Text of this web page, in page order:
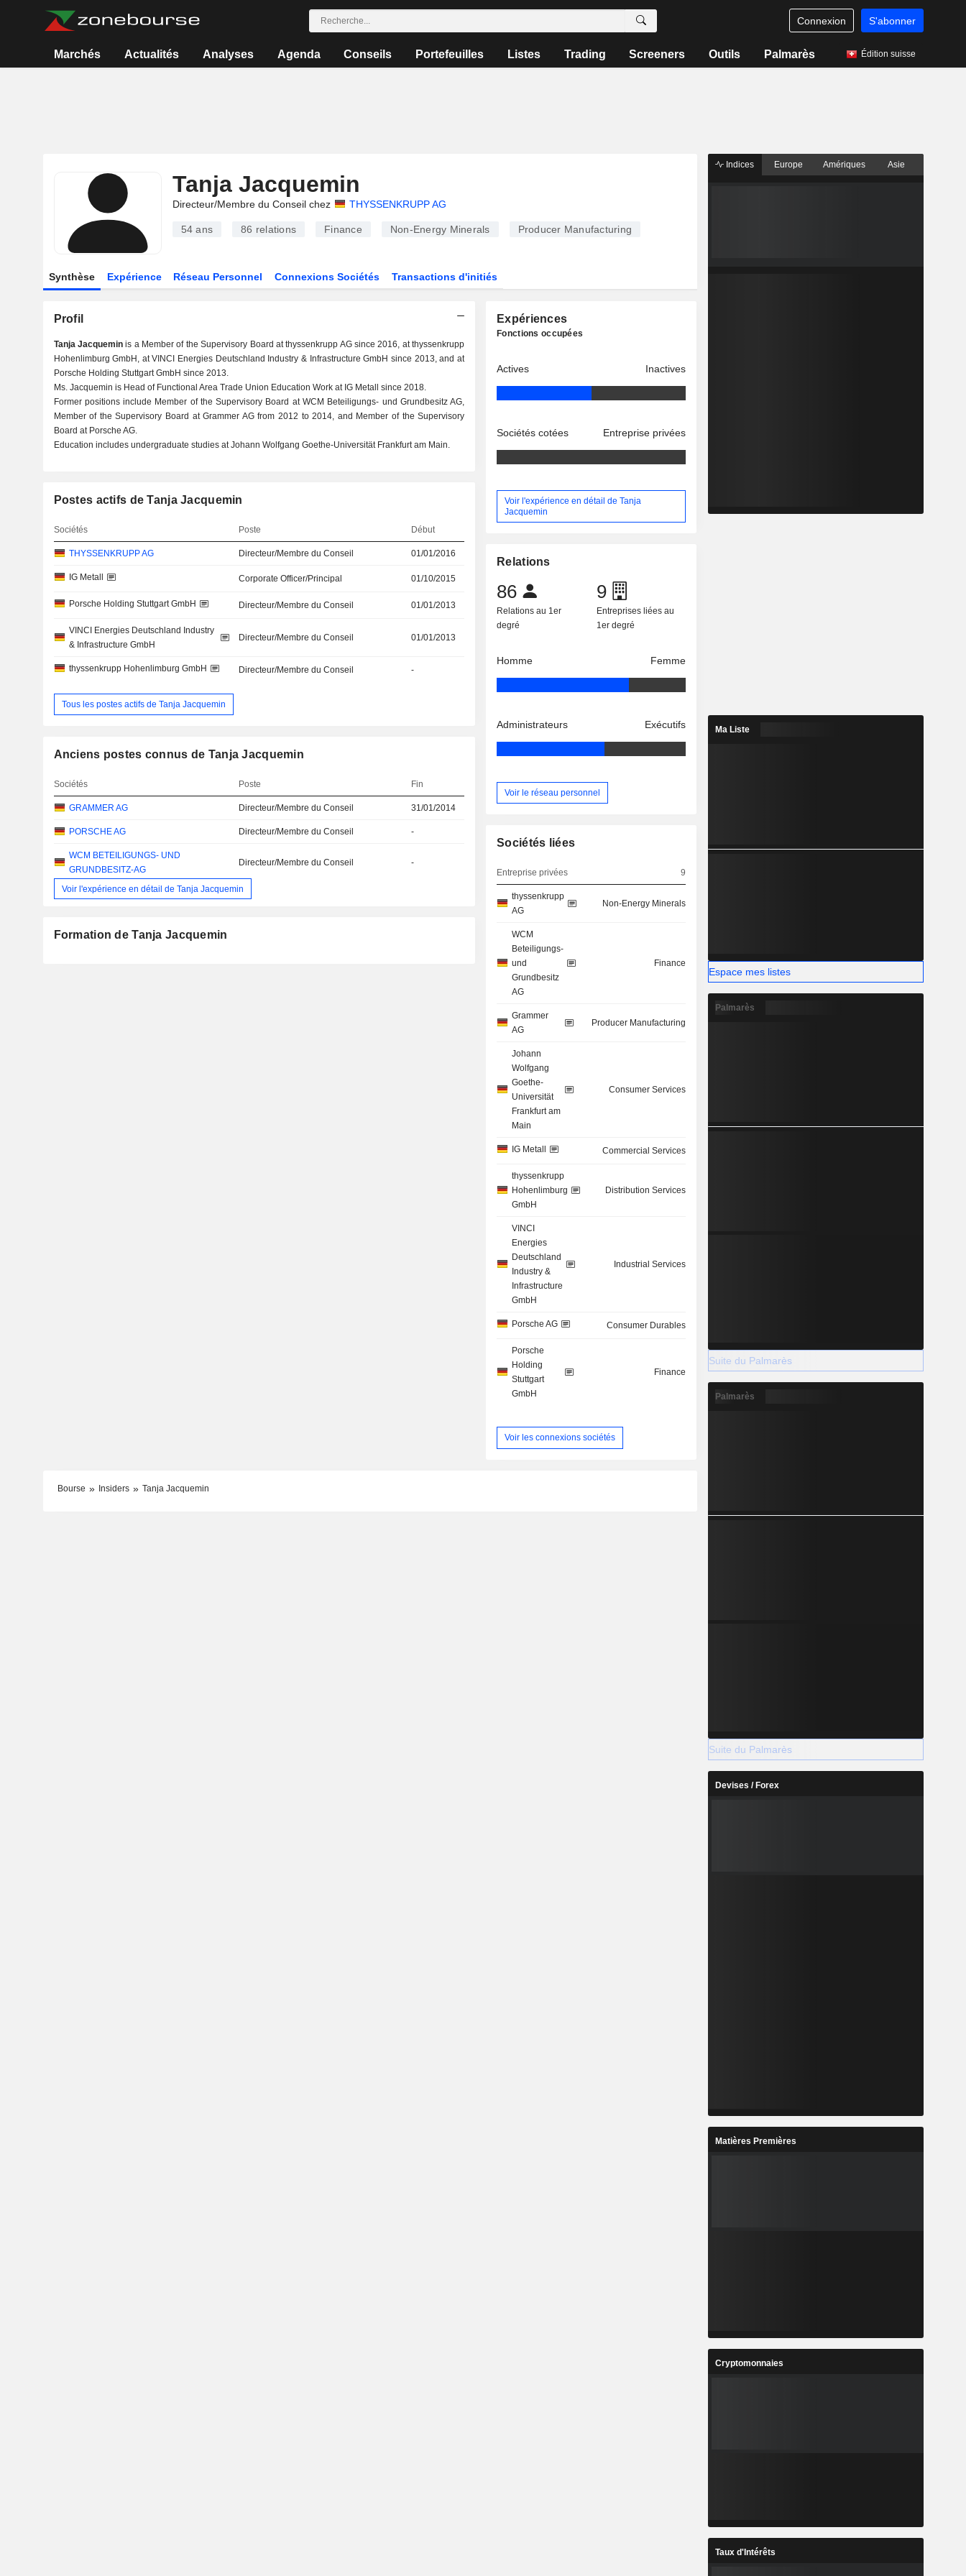
Connexion S'abonner
Marchés Actualités Analyses Agenda Conseils Portefeuilles Listes Trading Screeners Outils Palmarès Édition suisse
Tanja Jacquemin
Directeur/Membre du Conseil chez THYSSENKRUPP AG
54 ans 86 relations Finance Non-Energy Minerals Producer Manufacturing
Synthèse Expérience Réseau Personnel Connexions Sociétés Transactions d'initiés
Profil
Tanja Jacqueminis a Member of the Supervisory Board at thyssenkrupp AG since 2016, at thyssenkrupp
Hohenlimburg GmbH, at VINCI Energies Deutschland Industry & Infrastructure GmbH since 2013, and at
Porsche Holding Stuttgart GmbH since 2013.
Ms. Jacquemin is Head of Functional Area Trade Union Education Work at IG Metall since 2018.
Former positions include Member of the Supervisory Board at WCM Beteiligungs- und Grundbesitz AG,
Member of the Supervisory Board at Grammer AG from 2012 to 2014, and Member of the Supervisory
Board at Porsche AG.
Education includes undergraduate studies at Johann Wolfgang Goethe-Universität Frankfurt am Main.
Postes actifs de Tanja Jacquemin
Sociétés Poste Début
THYSSENKRUPP AG Directeur/Membre du Conseil 01/01/2016
IG Metall Corporate Officer/Principal 01/10/2015
Porsche Holding Stuttgart GmbH Directeur/Membre du Conseil 01/01/2013
VINCI Energies Deutschland Industry
& Infrastructure GmbH
Directeur/Membre du Conseil 01/01/2013
thyssenkrupp Hohenlimburg GmbH Directeur/Membre du Conseil -
Tous les postes actifs de Tanja Jacquemin
Anciens postes connus de Tanja Jacquemin
Sociétés Poste Fin
GRAMMER AG Directeur/Membre du Conseil 31/01/2014
PORSCHE AG Directeur/Membre du Conseil -
WCM BETEILIGUNGS- UND
GRUNDBESITZ-AG
Directeur/Membre du Conseil -
Voir l'expérience en détail de Tanja Jacquemin
Formation de Tanja Jacquemin
Expériences
Fonctions occupées
Actives Inactives
Sociétés cotées Entreprise privées
Voir l'expérience en détail de Tanja
Jacquemin
Relations
86
Relations au 1er
degré
9
Entreprises liées au
1er degré
Homme Femme
Administrateurs Exécutifs
Voir le réseau personnel
Sociétés liées
Entreprise privées 9
thyssenkrupp
AG
Non-Energy Minerals
WCM
Beteiligungs-
und
Grundbesitz
AG
Finance
Grammer
AG
Producer Manufacturing
Johann
Wolfgang
Goethe-
Universität
Frankfurt am
Main
Consumer Services
IG Metall Commercial Services
thyssenkrupp
Hohenlimburg
GmbH
Distribution Services
VINCI
Energies
Deutschland
Industry &
Infrastructure
GmbH
Industrial Services
Porsche AG Consumer Durables
Porsche
Holding
Stuttgart
GmbH
Finance
Voir les connexions sociétés
Bourse Insiders Tanja Jacquemin
Indices Europe Amériques Asie
Ma Liste
Espace mes listes
Palmarès
Suite du Palmarès
Palmarès
Suite du Palmarès
Devises / Forex
Matières Premières
Cryptomonnaies
Taux d'Intérêts